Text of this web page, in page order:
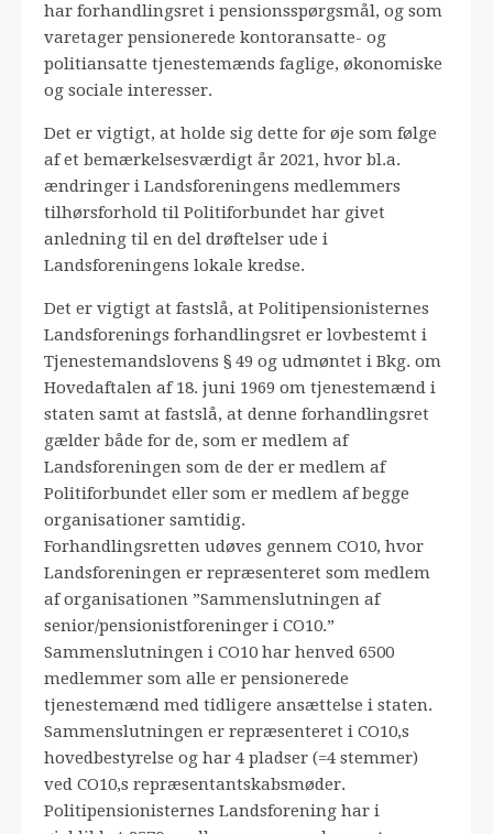
har forhandlingsret i pensionsspørgsmål, og som
varetager pensionerede kontoransatte- og
politiansatte tjenestemænds faglige, økonomiske
og sociale interesser.
Det er vigtigt, at holde sig dette for øje som følge
af et bemærkelsesværdigt år 2021, hvor bl.a.
ændringer i Landsforeningens medlemmers
tilhørsforhold til Politiforbundet har givet
anledning til en del drøftelser ude i
Landsforeningens lokale kredse.
Det er vigtigt at fastslå, at Politipensionisternes
Landsforenings forhandlingsret er lovbestemt i
Tjenestemandslovens § 49 og udmøntet i Bkg. om
Hovedaftalen af 18. juni 1969 om tjenestemænd i
staten samt at fastslå, at denne forhandlingsret
gælder både for de, som er medlem af
Landsforeningen som de der er medlem af
Politiforbundet eller som er medlem af begge
organisationer samtidig.
Forhandlingsretten udøves gennem CO10, hvor
Landsforeningen er repræsenteret som medlem
af organisationen ”Sammenslutningen af
senior/pensionistforeninger i CO10.”
Sammenslutningen i CO10 har henved 6500
medlemmer som alle er pensionerede
tjenestemænd med tidligere ansættelse i staten.
Sammenslutningen er repræsenteret i CO10,s
hovedbestyrelse og har 4 pladser (=4 stemmer)
ved CO10,s repræsentantskabsmøder.
Politipensionisternes Landsforening har i